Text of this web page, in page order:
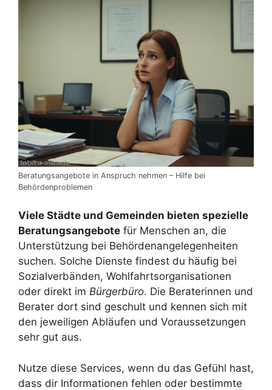
Beratungsangebote in Anspruch nehmen – Hilfe bei
Behördenproblemen
Viele Städte und Gemeinden bieten spezielle
Beratungsangebote für Menschen an, die
Unterstützung bei Behördenangelegenheiten
suchen. Solche Dienste findest du häufig bei
Sozialverbänden, Wohlfahrtsorganisationen
oder direkt im Bürgerbüro. Die Beraterinnen und
Berater dort sind geschult und kennen sich mit
den jeweiligen Abläufen und Voraussetzungen
sehr gut aus.
Nutze diese Services, wenn du das Gefühl hast,
dass dir Informationen fehlen oder bestimmte